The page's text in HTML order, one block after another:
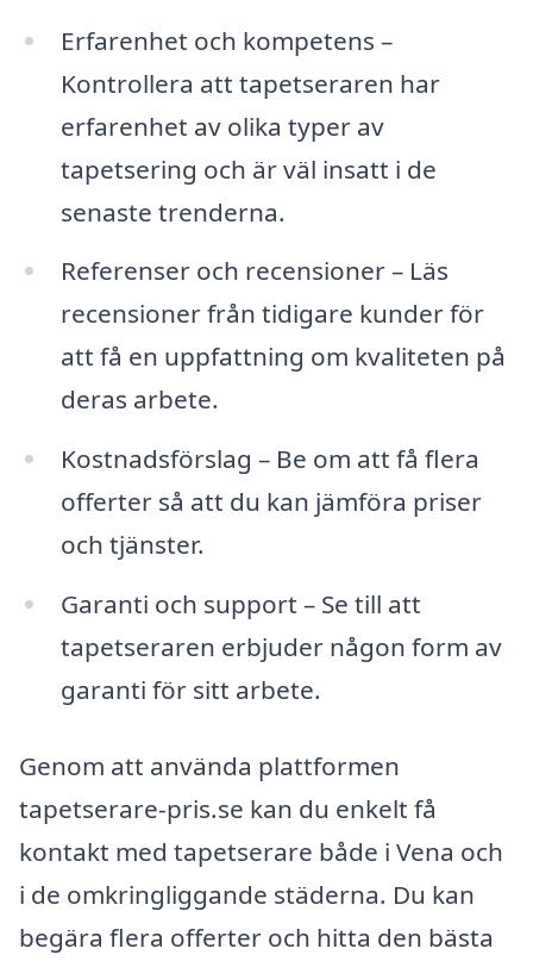
Erfarenhet och kompetens –
Kontrollera att tapetseraren har
erfarenhet av olika typer av
tapetsering och är väl insatt i de
senaste trenderna.
Referenser och recensioner – Läs
recensioner från tidigare kunder för
att få en uppfattning om kvaliteten på
deras arbete.
Kostnadsförslag – Be om att få flera
offerter så att du kan jämföra priser
och tjänster.
Garanti och support – Se till att
tapetseraren erbjuder någon form av
garanti för sitt arbete.
Genom att använda plattformen
tapetserare-pris.se kan du enkelt få
kontakt med tapetserare både i Vena och
i de omkringliggande städerna. Du kan
begära flera offerter och hitta den bästa